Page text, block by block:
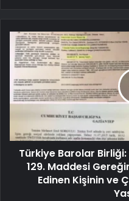
Türkiye Barolar
129. Maddesi
Edinen Kişinin ve